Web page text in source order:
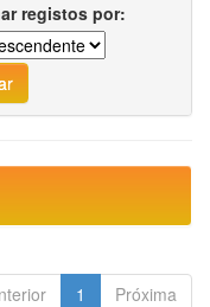
registos por:
1 Próxima